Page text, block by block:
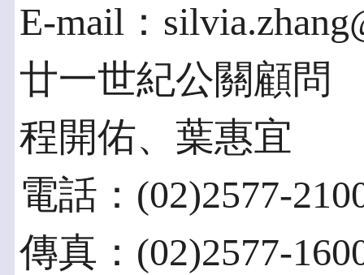
E-mail：
廿一世紀公關顧問
程開佑、葉惠宜
電話：(02)2577-
傳真：(02)2577-